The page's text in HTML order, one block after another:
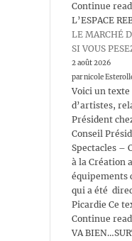
Continue
L’ESPACE
LE MARCHÉ
SI VOUS
2 août 2026
par nicole
Voici un texte
d’artistes,
Président
Conseil
Spectacles –
à la Création
équipements
qui a été
Picardie Ce
Continue
VA